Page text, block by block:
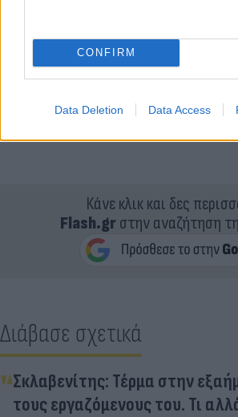
CONFIRM
Data Deletion Data Access
Κάνε κλικ και δες
Flash.grστην αναζήτηση
Διάβασε σχετικά
Σκλαβενίτης: Τέρμα στην
τους εργαζόμενους του. Τι